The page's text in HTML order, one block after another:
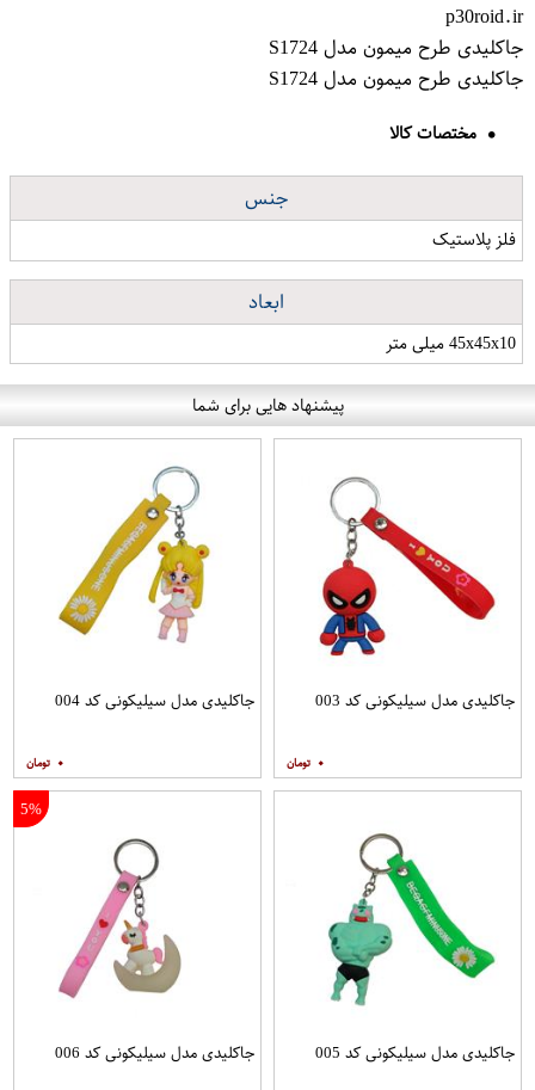
p30roid.ir
جاکلیدی طرح میمون مدل S1724
جاکلیدی طرح میمون مدل S1724
مختصات کالا
جنس
فلز پلاستیک
ابعاد
45x45x10 میلی متر
پیشنهاد هایی برای شما
جاکلیدی مدل سیلیکونی کد 003
۰
جاکلیدی مدل سیلیکونی کد 004
۰
جاکلیدی مدل سیلیکونی کد 005
5%
جاکلیدی مدل سیلیکونی کد 006